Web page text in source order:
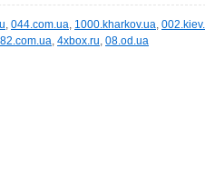
, 044.com.ua, 1000.kharkov.ua,
, 4xbox.ru, 08.od.ua